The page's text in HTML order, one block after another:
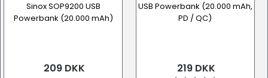
Sinox SOP9200 USB
Powerbank (20.000 mAh)
209 DKK
USB Powerbank (20.000 mAh,
PD / QC)
219 DKK